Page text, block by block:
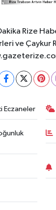
Rize
ve Çaykur
Eczaneler